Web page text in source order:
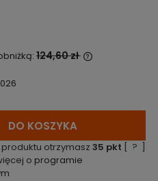
124,60 zł
pojawił się w
DO KOSZYKA
produktu otrzymasz35 pkt [ ? ]
o programie